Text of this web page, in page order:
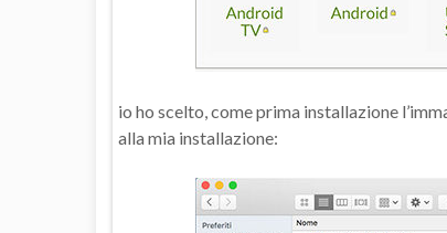
io ho scelto, come prima installazione
alla mia installazione: